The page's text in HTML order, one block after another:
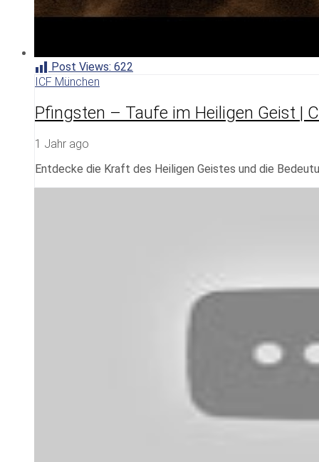
Post Views: 622
ICF München
Pfingsten – Taufe im Heiligen Geist |
1 Jahr ago
Entdecke die Kraft des Heiligen Geistes und die